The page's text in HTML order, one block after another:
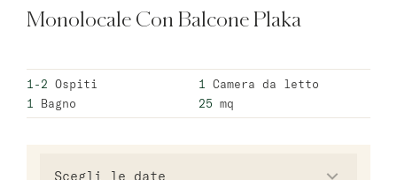
master Wola
Atene
Monolocale Con Balcone Plaka
1-2 Ospiti 1
Camera da letto
1
Bagno 25 mq